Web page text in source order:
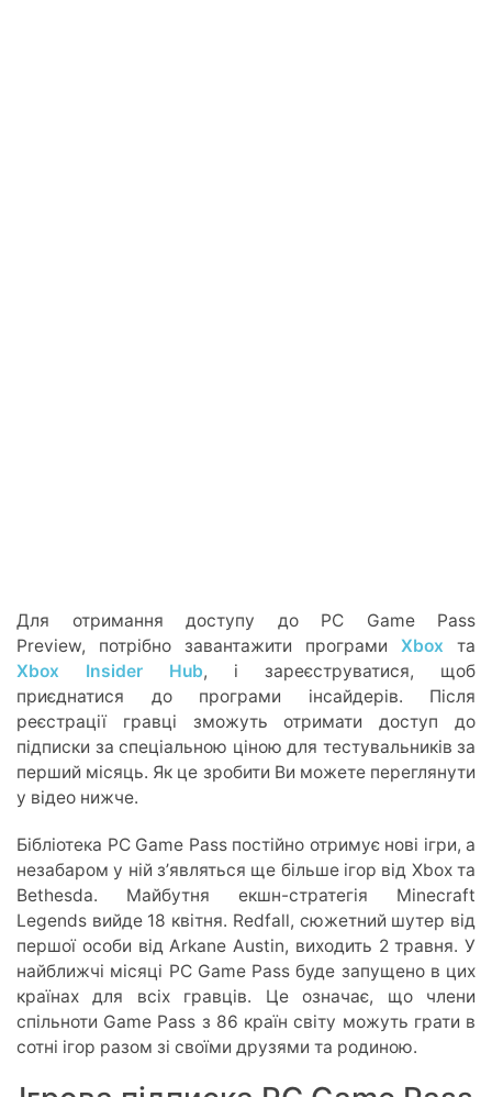
Для отримання доступу до PC Game Pass
Preview, потрібно завантажити програми Xbox та
Xbox Insider Hub, і зареєструватися, щоб
приєднатися до програми інсайдерів. Після
реєстрації гравці зможуть отримати доступ до
підписки за спеціальною ціною для тестувальників за
перший місяць. Як це зробити Ви можете переглянути
у відео нижче.
Бібліотека PC Game Pass постійно отримує нові ігри, а
незабаром у ній зʼявляться ще більше ігор від Xbox та
Bethesda. Майбутня екшн-стратегія Minecraft
Legends вийде 18 квітня. Redfall, сюжетний шутер від
першої особи від Arkane Austin, виходить 2 травня. У
найближчі місяці PC Game Pass буде запущено в цих
країнах для всіх гравців. Це означає, що члени
спільноти Game Pass з 86 країн світу можуть грати в
сотні ігор разом зі своїми друзями та родиною.